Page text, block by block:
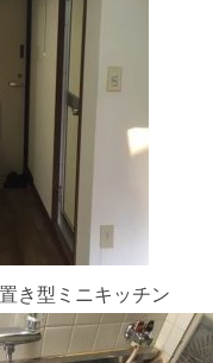
き型ミニキッチン